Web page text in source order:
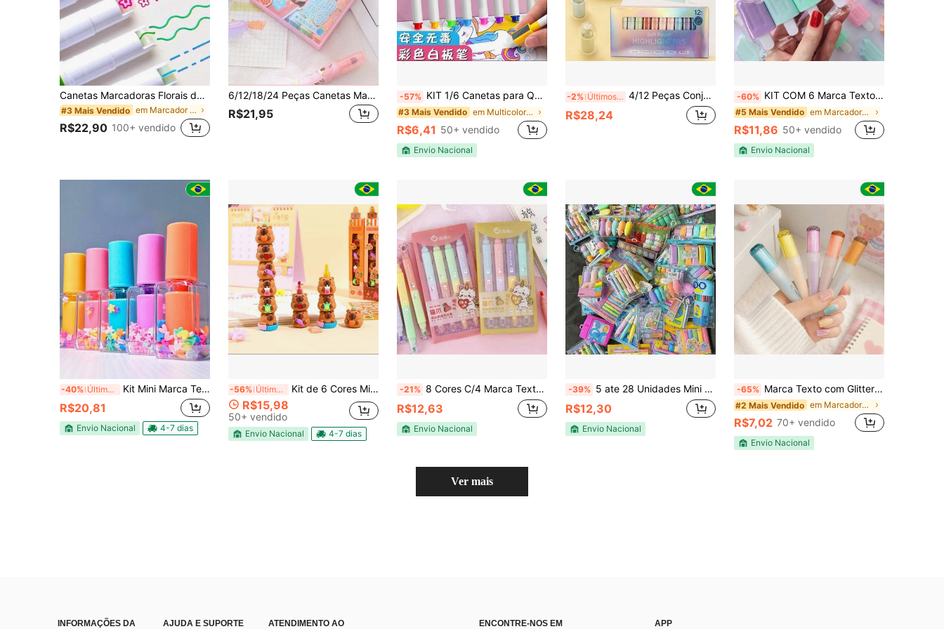
Canetas Marcadoras Florais de Padrão de Onda Colorido (6 Cores), Canetas Planejadoras Fofas com Contorno para Scrapbooking DIY
#3 Mais Vendido em Marcador de arte Marcadores e Iluminadores
R$22,90 100+ vendido
6/12/18/24 Peças Canetas Marca-Texto com Aroma de Frutas em Creme, Cores Macaron Suaves e Fofas, Cores Mistas, Secagem Rápida, Adequado para Anotações na Bíblia, Suprimentos de Escritório
R$21,95
-57% KIT 1/6 Canetas para Quadro Branco Com Apagador De Espuma Sem/Com Magnético Imã na Tampa
#3 Mais Vendido em Multicolorido Marcadores e Iluminadores
R$6,41 50+ vendido
Envio Nacional
-2% Últimos 2 dias 4/12 Peças Conjunto de Marcadores Fluorescentes com Ponta de Formão, Marcadores Coloridos de Secagem Rápida para Diários, Anotações de Estudantes, Desenho, Destaque e Marcação
R$28,24
-60% KIT COM 6 Marca Texto Mini Picolé Sorvete Formato de Picolés Fluorescente Coloridas e Divertidas
#5 Mais Vendido em Marcadores Marcadores
R$11,86 50+ vendido
Envio Nacional
-40% Últimos 2 dias Kit Mini Marca Texto Esmalte Picolé Casquina Candy Color Volta as Aulas
R$20,81
Envio Nacional 4-7 dias
-56% Últimos 3 dias Kit de 6 Cores Mini Marca Texto Formado Capivala Material para Escolar Fofo
R$15,98
50+ vendido
Envio Nacional 4-7 dias
-21% 8 Cores C/4 Marca Texto Ponta Dupla Gatinho Unicórnio (WD-1870B/WD-1870A) / Papelaria Criativa
R$12,63
Envio Nacional
-39% 5 ate 28 Unidades Mini Marca Texto Para Personalizar Marcadores Misturado estilos varios modelos
R$12,30
Envio Nacional
-65% Marca Texto com Glitter Zodiac Signs Candy Colors Escolar Kawaii Fofo
#2 Mais Vendido em Marcadores Marcadores
R$7,02 70+ vendido
Envio Nacional
Ver mais
INFORMAÇÕES DA
AJUDA E SUPORTE
ATENDIMENTO AO
ENCONTRE-NOS EM APP